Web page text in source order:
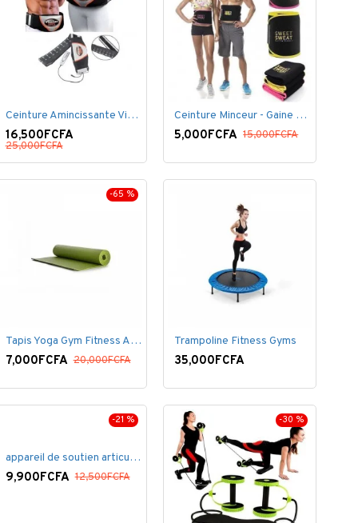
Ceinture Amincissante Vibro - Noir
16,500FCFA
25,000FCFA
Ceinture Minceur - Gaine Brûlante - Ventre plat
5,000FCFA 15,000FCFA
-65 %
Tapis Yoga Gym Fitness Aérobic Pilate Gymnastique
7,000FCFA 20,000FCFA
Trampoline Fitness Gyms
35,000FCFA
-21 %
appareil de soutien articulaire
9,900FCFA 12,500FCFA
-30 %